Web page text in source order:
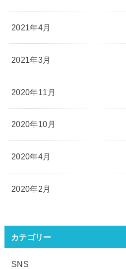
2021年4月
2021年3月
2020年11月
2020年10月
2020年4月
2020年2月
カテゴリー
SNS